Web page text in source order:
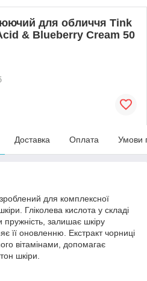
для обличчя Tink
& Blueberry Cream 50
Доставка Оплата Умови
для комплексної
Гліколева кислота у складі
залишає шкіру
її оновленню. Екстракт чорниці
вітамінами, допомагає
шкіри.